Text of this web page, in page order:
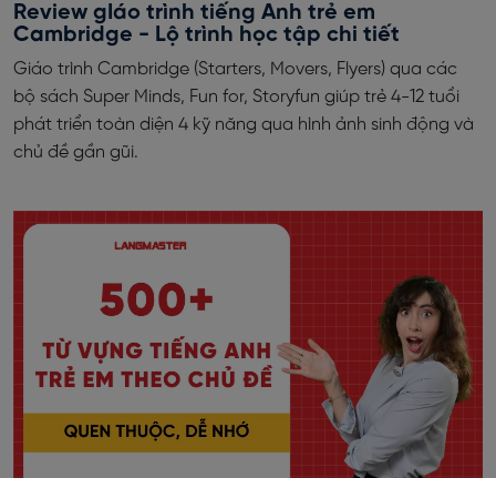
Review gIáo trình tiếng Anh trẻ em
Cambridge - Lộ trình học tập chi tiết
Giáo trình Cambridge (Starters, Movers, Flyers) qua các
bộ sách Super Minds, Fun for, Storyfun giúp trẻ 4-12 tuổi
phát triển toàn diện 4 kỹ năng qua hình ảnh sinh động và
chủ đề gần gũi.